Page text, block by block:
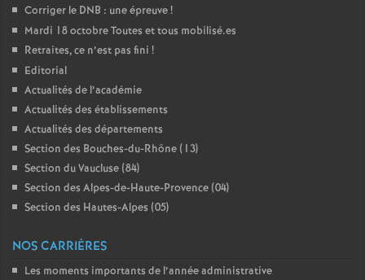
Corriger le DNB : une épreuve!
Mardi 18 octobre Toutes et tous mobilisé.es
Retraites, ce n’est pas fini !
Editorial
Actualités de l’académie
Actualités des établissements
Actualités des départements
Section des Bouches-du-Rhône (13)
Section du Vaucluse (84)
Section des Alpes-de-Haute-Provence (04)
Section des Hautes-Alpes (05)
NOS CARRIÈRES
Les moments importants de l’année administrative